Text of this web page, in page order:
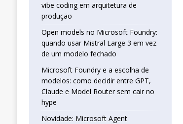
vibe coding em arquitetura de
produção
Open models no Microsoft Foundry:
quando usar Mistral Large 3 em vez
de um modelo fechado
Microsoft Foundry e a escolha de
modelos: como decidir entre GPT,
Claude e Model Router sem cair no
hype
Novidade: Microsoft Agent